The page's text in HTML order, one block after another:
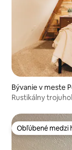
Bývanie v meste
Rustikálny
Obľúbené medzi
Obľúbené medzi